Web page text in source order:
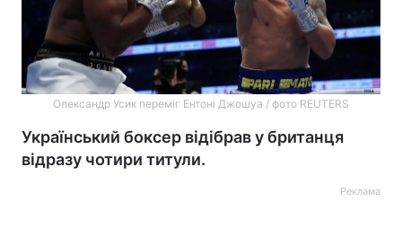
Олександр Усик переміг Ентоні Джошуа / фото REUTERS
Український боксер відібрав у британця
відразу чотири титули.
Реклама